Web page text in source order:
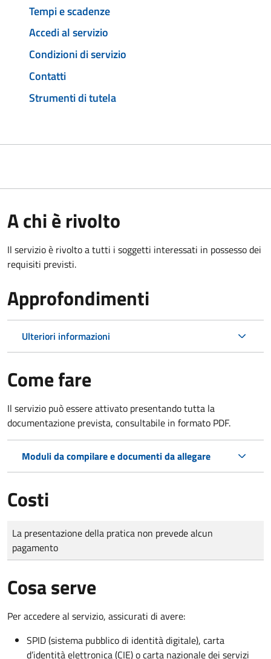
Tempi e scadenze
Accedi al servizio
Condizioni di servizio
Contatti
Strumenti di tutela
A chi è rivolto
Il servizio è rivolto a tutti i soggetti interessati in possesso dei
requisiti previsti.
Approfondimenti
Ulteriori informazioni
Come fare
Il servizio può essere attivato presentando tutta la
documentazione prevista, consultabile in formato PDF.
Moduli da compilare e documenti da allegare
Costi
Tipo di pagamento
Importo
La presentazione della pratica non prevede alcun
pagamento
Cosa serve
Per accedere al servizio, assicurati di avere:
SPID (sistema pubblico di identità digitale), carta
d’identità elettronica (CIE) o carta nazionale dei servizi